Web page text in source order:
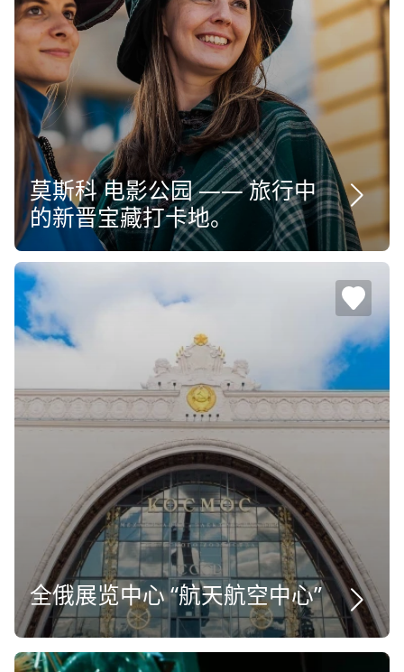
莫斯科 电影公园 —— 旅行中
的新晋宝藏打卡地。
全俄展览中心 “航天航空中心”